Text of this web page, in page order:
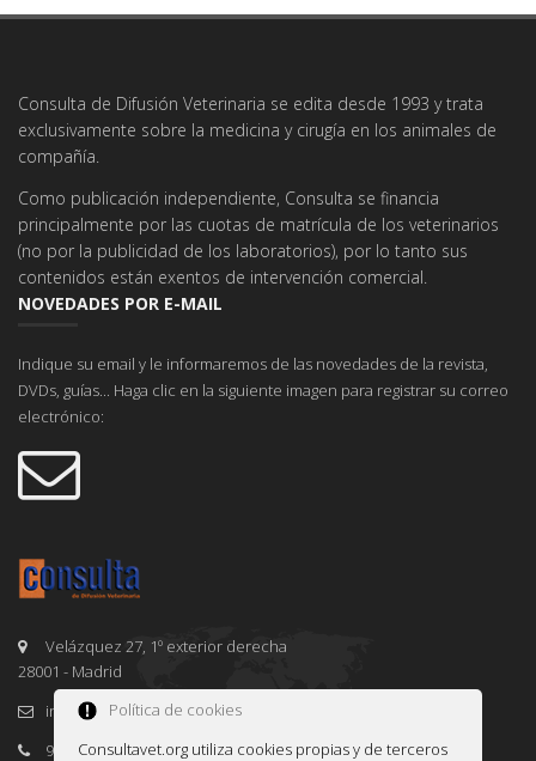
Consulta de Difusión Veterinaria se edita desde 1993 y trata
exclusivamente sobre la medicina y cirugía en los animales de
compañía.
Como publicación independiente, Consulta se financia
principalmente por las cuotas de matrícula de los veterinarios
(no por la publicidad de los laboratorios), por lo tanto sus
contenidos están exentos de intervención comercial.
NOVEDADES POR E-MAIL
Indique su email y le informaremos de las novedades de la revista,
DVDs, guías... Haga clic en la siguiente imagen para registrar su correo
electrónico:
Velázquez 27, 1º exterior derecha
28001 - Madrid
info@consultavet.org
91 995 38 25
Política de cookies
Consultavet.org utiliza cookies propias y de terceros